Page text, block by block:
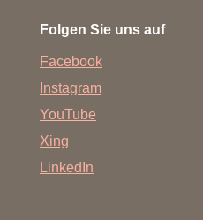
Folgen Sie uns auf
Facebook
Instagram
YouTube
Xing
LinkedIn